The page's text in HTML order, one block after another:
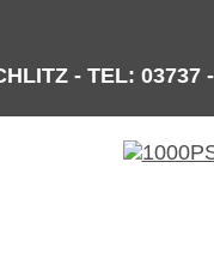
- TEL: 03737